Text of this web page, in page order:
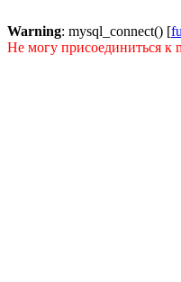
Warning: mysql_connect() [
Не могу присоединиться к